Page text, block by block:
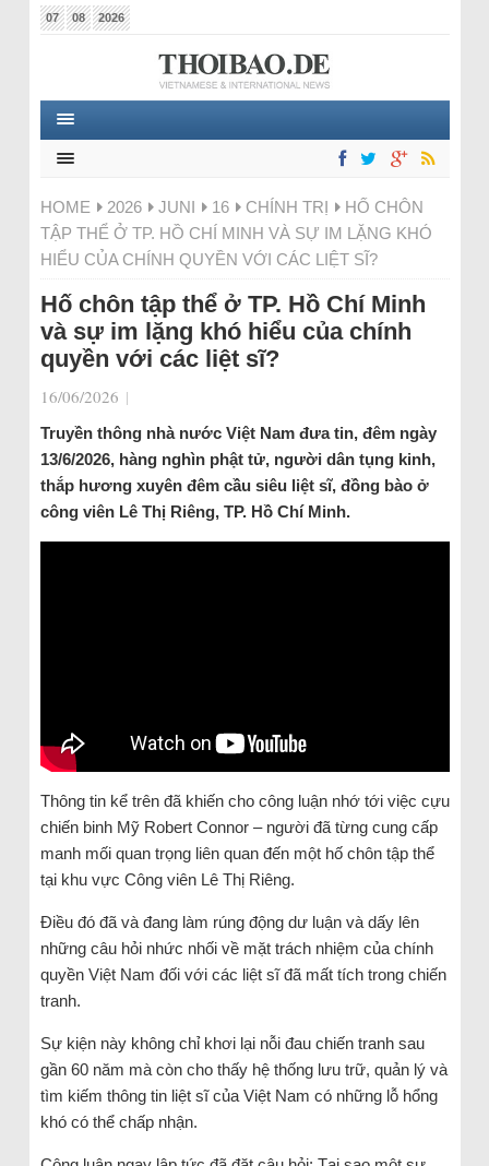
07 08 2026
HOME 2026 JUNI 16 CHÍNH TRỊ
HỐ CHÔN
TẬP THỂ Ở TP. HỒ CHÍ MINH VÀ SỰ IM LẶNG KHÓ
HIỂU CỦA CHÍNH QUYỀN VỚI CÁC LIỆT SĨ?
Hố chôn tập thể ở TP. Hồ Chí Minh
và sự im lặng khó hiểu của chính
quyền với các liệt sĩ?
16/06/2026 |
Truyền thông nhà nước Việt Nam đưa tin, đêm ngày
13/6/2026, hàng nghìn phật tử, người dân tụng kinh,
thắp hương xuyên đêm cầu siêu liệt sĩ, đồng bào ở
công viên Lê Thị Riêng, TP. Hồ Chí Minh.
Thông tin kể trên đã khiến cho công luận nhớ tới việc cựu
chiến binh Mỹ Robert Connor – người đã từng cung cấp
manh mối quan trọng liên quan đến một hố chôn tập thể
tại khu vực Công viên Lê Thị Riêng.
Điều đó đã và đang làm rúng động dư luận và dấy lên
những câu hỏi nhức nhối về mặt trách nhiệm của chính
quyền Việt Nam đối với các liệt sĩ đã mất tích trong chiến
tranh.
Sự kiện này không chỉ khơi lại nỗi đau chiến tranh sau
gần 60 năm mà còn cho thấy hệ thống lưu trữ, quản lý và
tìm kiếm thông tin liệt sĩ của Việt Nam có những lỗ hổng
khó có thể chấp nhận.